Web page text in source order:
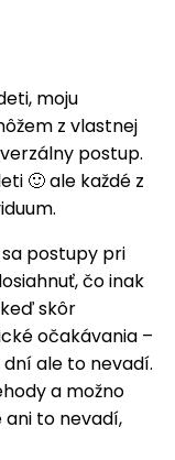
moju
z vlastnej
postup.
🙂 ale každé z
postupy pri
čo inak
skôr
očakávania –
ale to nevadí.
a možno
ani to nevadí,